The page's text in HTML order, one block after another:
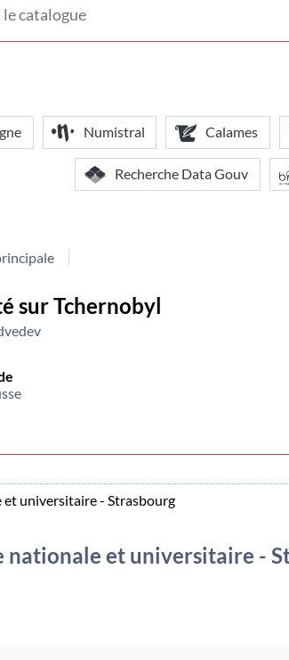
Numistral Calames
Recherche Data Gouv
sur Tchernobyl
universitaire - Strasbourg
nationale et universitaire -